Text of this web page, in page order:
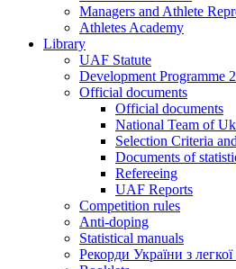
Managers and Athlete
Athletes Academy
Library
UAF Statute
Development Programme
Official documents
Official documents
National Team of
Selection Criteria
Documents of
Refereeing
UAF Reports
Competition rules
Anti-doping
Statistical manuals
Рекорди України з